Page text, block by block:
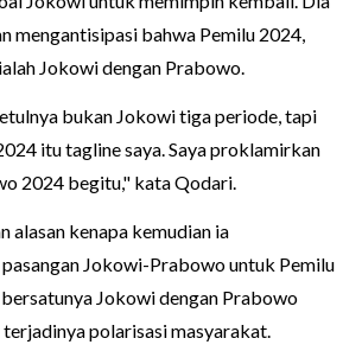
mengantisipasi bahwa Pemilu 2024,
Jokowi dengan Prabowo.
bukan Jokowi tiga periode, tapi
itu tagline saya. Saya proklamirkan
2024 begitu," kata Qodari.
alasan kenapa kemudian ia
Jokowi-Prabowo untuk Pemilu
Jokowi dengan Prabowo
polarisasi masyarakat.